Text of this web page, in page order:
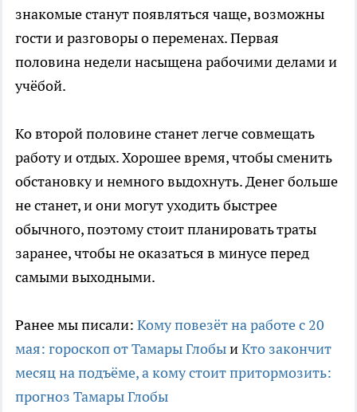
знакомые станут появляться чаще, возможны
гости и разговоры о переменах. Первая
половина недели насыщена рабочими делами и
учёбой.
Ко второй половине станет легче совмещать
работу и отдых. Хорошее время, чтобы сменить
обстановку и немного выдохнуть. Денег больше
не станет, и они могут уходить быстрее
обычного, поэтому стоит планировать траты
заранее, чтобы не оказаться в минусе перед
самыми выходными.
Ранее мы писали: Кому повезёт на работе с 20
мая: гороскоп от Тамары ГлобыиКто закончит
месяц на подъёме, а кому стоит притормозить:
прогноз Тамары Глобы